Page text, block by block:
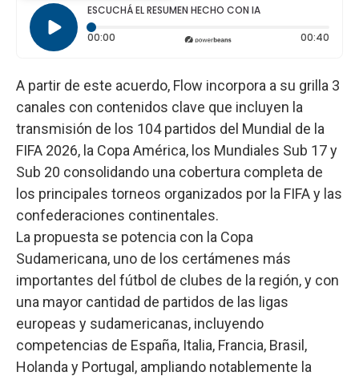
ESCUCHÁ EL RESUMEN HECHO CON IA
00:00 Tiempo transcurrido: 0 segundos 00:40
A partir de este acuerdo, Flow incorpora a su grilla 3
canales con contenidos clave que incluyen la
transmisión de los 104 partidos del Mundial de la
FIFA 2026, la Copa América, los Mundiales Sub 17 y
Sub 20 consolidando una cobertura completa de
los principales torneos organizados por la FIFA y las
confederaciones continentales.
La propuesta se potencia con la Copa
Sudamericana, uno de los certámenes más
importantes del fútbol de clubes de la región, y con
una mayor cantidad de partidos de las ligas
europeas y sudamericanas, incluyendo
competencias de España, Italia, Francia, Brasil,
Holanda y Portugal, ampliando notablemente la